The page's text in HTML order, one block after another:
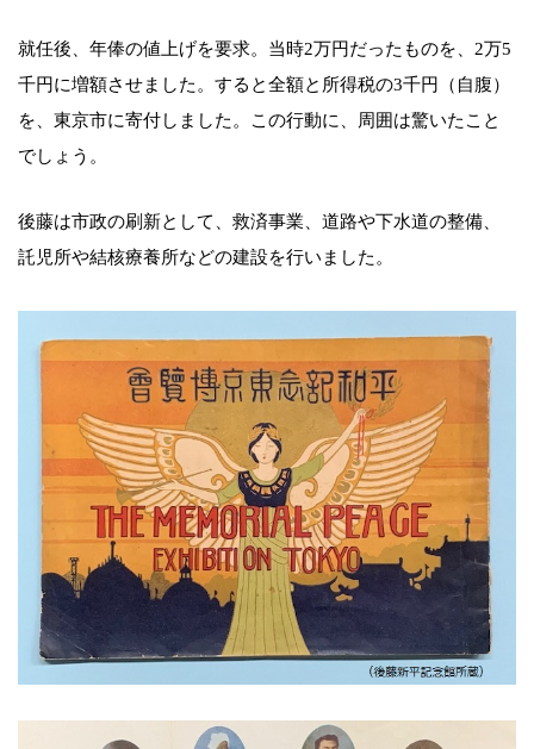
就任後、年俸の値上げを要求。当時2万円だったものを、2万5
千円に増額させました。すると全額と所得税の3千円（自腹）
を、東京市に寄付しました。この行動に、周囲は驚いたこと
でしょう。
後藤は市政の刷新として、救済事業、道路や下水道の整備、
託児所や結核療養所などの建設を行いました。